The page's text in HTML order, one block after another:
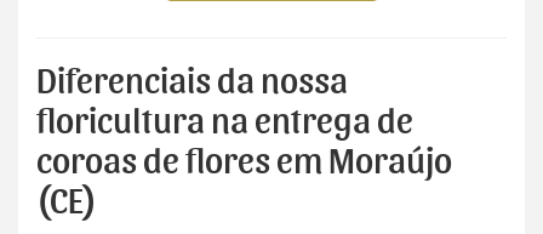
Diferenciais da nossa
floricultura na entrega de
coroas de flores em Moraújo
(CE)